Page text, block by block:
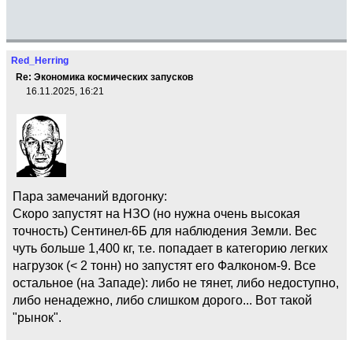
Red_Herring
Re: Экономика космических запусков
16.11.2025, 16:21
Пара замечаний вдогонку:
Скоро запустят на НЗО (но нужна очень высокая
точность) Сентинел-6Б для наблюдения Земли. Вес
чуть больше 1,400 кг, т.е. попадает в категорию легких
нагрузок (< 2 тонн) но запустят его Фалконом-9. Все
остальное (на Западе): либо не тянет, либо недоступно,
либо ненадежно, либо слишком дорого... Вот такой
"рынок".